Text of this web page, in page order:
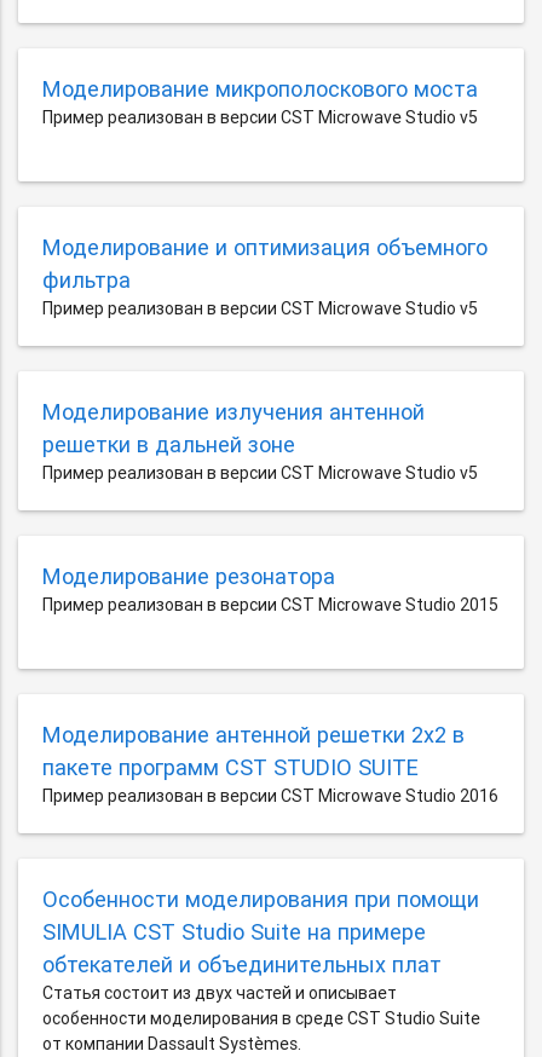
Моделирование микрополоскового моста
Пример реализован в версии CST Microwave Studio v5
Моделирование и оптимизация объемного
фильтра
Пример реализован в версии CST Microwave Studio v5
Моделирование излучения антенной
решетки в дальней зоне
Пример реализован в версии CST Microwave Studio v5
Моделирование резонатора
Пример реализован в версии CST Microwave Studio 2015
Моделирование антенной решетки 2х2 в
пакете программ CST STUDIO SUITE
Пример реализован в версии CST Microwave Studio 2016
Особенности моделирования при помощи
SIMULIA CST Studio Suite на примере
обтекателей и объединительных плат
Статья состоит из двух частей и описывает
особенности моделирования в среде CST Studio Suite
от компании Dassault Systèmes.